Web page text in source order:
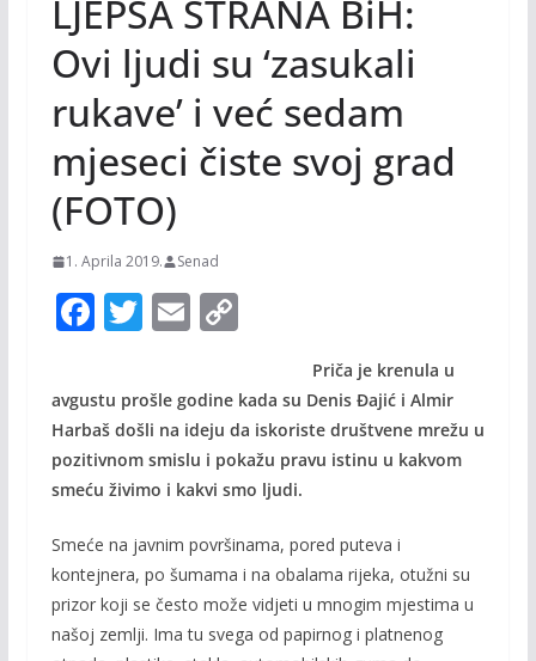
LJEPŠA STRANA BiH:
Ovi ljudi su ‘zasukali
rukave’ i već sedam
mjeseci čiste svoj grad
(FOTO)
1. Aprila 2019. Senad
F
e
b
o
o
k
T
itt
er
E
ai
l
C
p
y
Li
n
k
Priča je krenula u
avgustu prošle godine kada su Denis Đajić i Almir
Harbaš došli na ideju da iskoriste društvene mrežu u
pozitivnom smislu i pokažu pravu istinu u kakvom
smeću živimo i kakvi smo ljudi.
Smeće na javnim površinama, pored puteva i
kontejnera, po šumama i na obalama rijeka, otužni su
prizor koji se često može vidjeti u mnogim mjestima u
našoj zemlji. Ima tu svega od papirnog i platnenog